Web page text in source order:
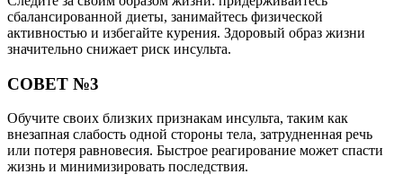
сбалансированной диеты, занимайтесь физической
активностью и избегайте курения. Здоровый образ жизни
значительно снижает риск инсульта.
СОВЕТ №3
Обучите своих близких признакам инсульта, таким как
внезапная слабость одной стороны тела, затрудненная речь
или потеря равновесия. Быстрое реагирование может спасти
жизнь и минимизировать последствия.